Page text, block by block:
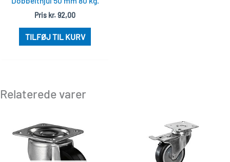
Pris kr.92,00
TILFØJ TIL KURV
Relaterede varer